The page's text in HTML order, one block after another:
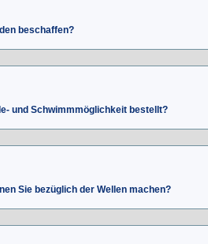
beschaffen?
und Schwimmmöglichkeit bestellt?
Sie bezüglich der Wellen machen?